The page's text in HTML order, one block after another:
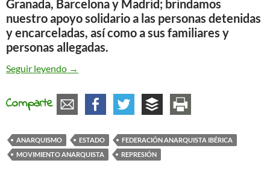
Granada, Barcelona y Madrid; brindamos
nuestro apoyo solidario a las personas detenidas
y encarceladas, así como a sus familiares y
personas allegadas.
Seguir leyendo La FAI ante la nueva represión del anarquismo
→
Comparte
ANARQUISMO ESTADO
FEDERACIÓN ANARQUISTA IBÉRICA
MOVIMIENTO ANARQUISTA
REPRESIÓN